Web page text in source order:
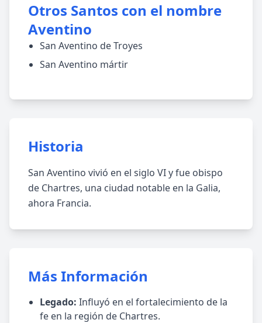
Otros Santos con el nombre
Aventino
San Aventino de Troyes
San Aventino mártir
Historia
San Aventino vivió en el siglo VI y fue obispo
de Chartres, una ciudad notable en la Galia,
ahora Francia.
Más Información
Legado: Influyó en el fortalecimiento de la
fe en la región de Chartres.